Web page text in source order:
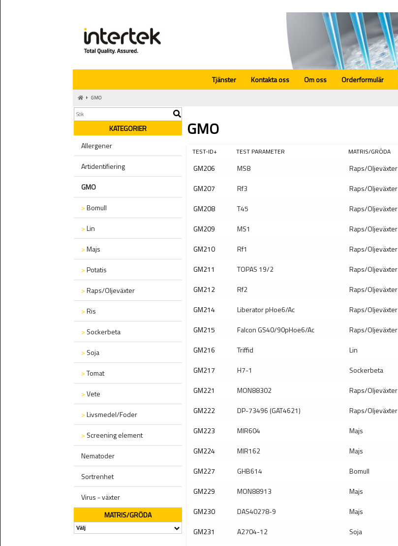
Tjänster Kontakta oss Om oss Orderformulär
GMO
KATEGORIER
Allergener
Artidentifiering
GMO
>Bomull
>Lin
>Majs
>Potatis
>Raps/Oljeväxter
>Ris
> Sockerbeta
> Soja
>Tomat
>Vete
>Livsmedel/Foder
> Screening element
Nematoder
Sortrenhet
Virus - växter
MATRIS/GRÖDA
GMO
TEST-ID+ TEST PARAMETER MATRIS/GRÖDA
GM206 MS8 Raps/Oljeväxter
GM207
Rf3 Raps/Oljeväxter
GM208
T45 Raps/Oljeväxter
GM209
MS1 Raps/Oljeväxter
GM210
Rf1 Raps/Oljeväxter
GM211
TOPAS 19/2 Raps/Oljeväxter
GM212
Rf2 Raps/Oljeväxter
GM214
Liberator pHoe6/Ac Raps/Oljeväxter
GM215
Falcon GS40/90pHoe6/Ac Raps/Oljeväxter
GM216
Triffid Lin
GM217
H7-1 Sockerbeta
GM221
MON88302 Raps/Oljeväxter
GM222
DP-73496 (GAT4621) Raps/Oljeväxter
GM223
MIR604 Majs
GM224
MIR162 Majs
GM227
GHB614 Bomull
GM229
MON88913 Majs
GM230
DAS40278-9 Majs
GM231
A2704-12 Soja